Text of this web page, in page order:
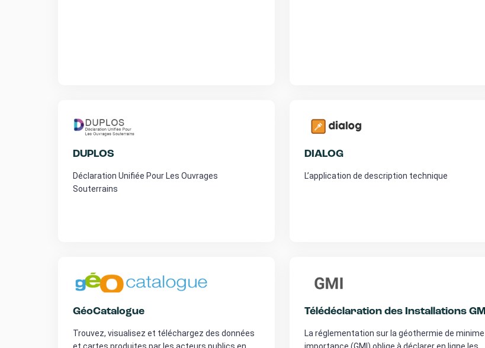
DUPLOS
Déclaration Unifiée Pour Les Ouvrages
Souterrains
DIALOG
L’application de description technique
GéoCatalogue
Trouvez, visualisez et téléchargez des données
et cartes produites par les acteurs publics en
Télédéclaration des Installations GMI
La réglementation sur la géothermie de minime
importance (GMI) oblige à déclarer en ligne les